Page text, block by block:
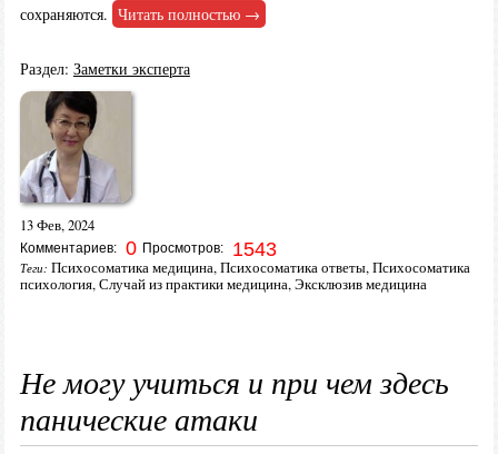
сохраняются. Читать полностью →
Раздел: Заметки эксперта
13 Фев, 2024
Комментариев: 0 Просмотров: 1543
Теги: Психосоматика медицина,Психосоматика ответы,Психосоматика
психология,Случай из практики медицина,Эксклюзив медицина
Не могу учиться и при чем здесь
панические атаки